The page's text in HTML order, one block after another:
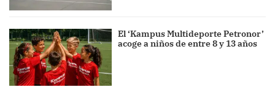
El ‘Kampus Multideporte Petronor’
acoge a niños de entre 8 y 13 años